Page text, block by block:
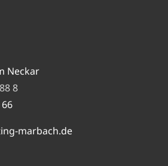
Neckar
8
marbach.de